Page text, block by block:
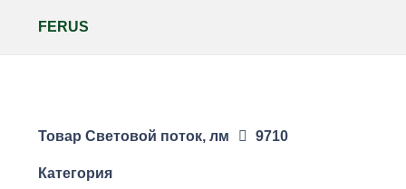
FERUS
Товар Световой поток, лм 9710
Категория